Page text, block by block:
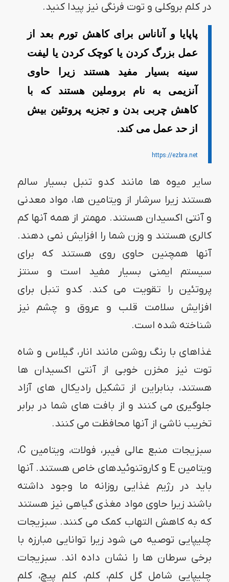
در کلم بروکلی و توت فرنگی نیز پیدا کنید.
پاپایا و آناناس برای کاهش تورم بعد از
عمل بزرگ کردن یا کوچک کردن یا لیفت
سینه بسیار مفید هستند زیرا حاوی
آنزیمی به نام بروملین هستند که با
کاهش چربی بدن و تجزیه پروتئین بیش
از حد عمل می کند.
https://ezbra.net
سایر میوه ها مانند کدو تنبل بسیار سالم
هستند زیرا سرشار از ویتامین ها، مواد معدنی
و آنتی اکسیدان هستند. مهمتر از همه آنها کم
کالری هستند و وزن شما را افزایش نمی دهند.
آنها همچنین حاوی روی هستند که برای
سیستم ایمنی بسیار مفید است و سنتز
پروتئین را تقویت می کند. کدو تنبل برای
افزایش سلامت قلب و عروق و چشم نیز
شناخته شده است.
غذاهای با رنگ روشن مانند انار، گیلاس و شاه
توت نیز مخزن خوبی از آنتی اکسیدان ها
هستند، بنابراین از تشکیل رادیکال های آزاد
جلوگیری می کنند و از بافت های شما در برابر
تخریب ناشی از آنها محافظت می کنند.
سبزیجات منبع عالی فیبر، فولات، ویتامین C،
ویتامین E و کاروتنوئیدهای خاص هستند. آنها
باید در رژیم غذایی روزانه ما وجود داشته
باشند زیرا حاوی مواد مغذی گیاهی نیز هستند
که به کاهش التهاب کمک می کنند. سبزیجات
چلیپایی توصیه می شود زیرا توانایی مبارزه با
برخی سرطان ها را نشان داده اند. سبزیجات
چلیپایی شامل گل کلم، کلم، کلم پیچ، کلم